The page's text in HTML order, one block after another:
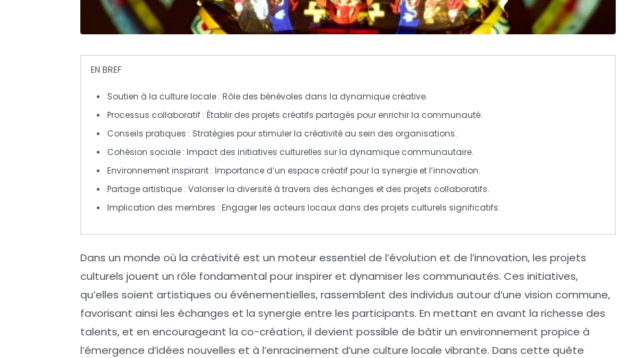
EN BREF
Soutien à la culture locale : Rôle des bénévoles dans la dynamique créative.
Processus collaboratif : Établir des projets créatifs partagés pour enrichir la communauté.
Conseils pratiques : Stratégies pour stimuler la créativité au sein des organisations.
Cohésion sociale : Impact des initiatives culturelles sur la dynamique communautaire.
Environnement inspirant : Importance d’un espace créatif pour la synergie et l’innovation.
Partage artistique : Valoriser la diversité à travers des échanges et des projets collaboratifs.
Implication des membres : Engager les acteurs locaux dans des projets culturels significatifs.
Dans un monde où la créativité est un moteur essentiel de l’évolution et de l’innovation, les projets
culturels jouent un rôle fondamental pour inspirer et dynamiser les communautés. Ces initiatives,
qu’elles soient artistiques ou événementielles, rassemblent des individus autour d’une vision commune,
favorisant ainsi les échanges et la synergie entre les participants. En mettant en avant la richesse des
talents, et en encourageant la co-création, il devient possible de bâtir un environnement propice à
l’émergence d’idées nouvelles et à l’enracinement d’une culture locale vibrante. Dans cette quête